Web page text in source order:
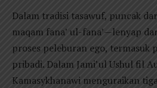
Dalam tradisi tasawuf, puncak
maqam fana’ ul-fana’—lenyap
proses peleburan ego, termasuk
pribadi. Dalam Jami’ul Ushul fil
Kamasykhanawi menguraikan